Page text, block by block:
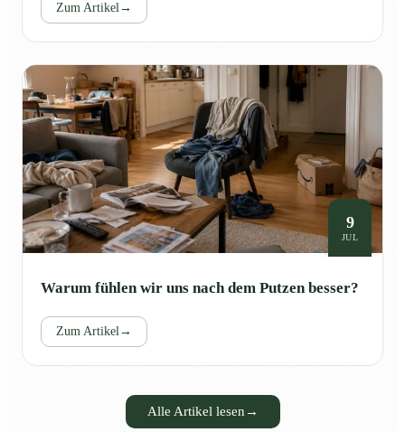
Zum Artikel→
9
JUL
Warum fühlen wir uns nach dem Putzen besser?
Zum Artikel→
Alle Artikel lesen →